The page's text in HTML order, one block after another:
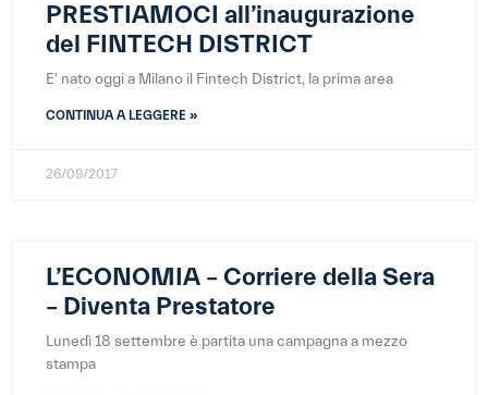
PRESTIAMOCI all’inaugurazione
del FINTECH DISTRICT
E' nato oggi a Milano il Fintech District, la prima area
CONTINUA A LEGGERE »
26/09/2017
L’ECONOMIA – Corriere della Sera
– Diventa Prestatore
Lunedì 18 settembre è partita una campagna a mezzo
stampa